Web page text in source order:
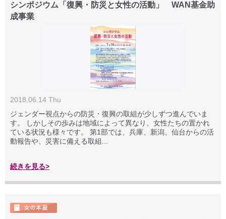
シンポジウム「復興・防災と女性の活動」 WAN基金助
成事業
2018.06.14 Thu
ジェンダー視点からの防災・復興の取組が少しずつ進んでいま
す。 しかしその歩みは地域によって異なり、女性たちの置かれ
ている状況も様々です。 第1部では、兵庫、新潟、仙台からの活
動報告や、災害に備える取組...
続きを見る>